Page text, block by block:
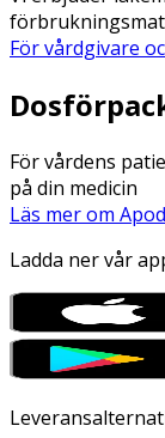
För vårdgivare
För vårdens
på din medicin
Läs mer om
Ladda ner vår